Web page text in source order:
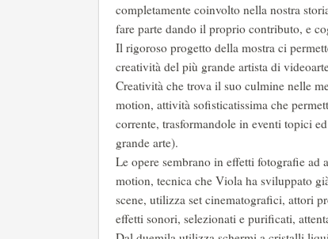
completamente coinvolto nella nostra
fare parte dando il proprio contributo, e
Il rigoroso progetto della mostra ci
creatività del più grande artista di
Creatività che trova il suo culmine nelle
motion, attività sofisticatissima che
corrente, trasformandole in eventi topici
grande arte).
Le opere sembrano in effetti fotografie
motion, tecnica che Viola ha sviluppato
scene, utilizza set cinematografici, attori
effetti sonori, selezionati e purificati,